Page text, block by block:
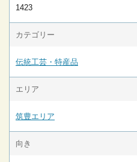
1423
カテゴリー
伝統工芸・特産品
エリア
筑豊エリア
向き